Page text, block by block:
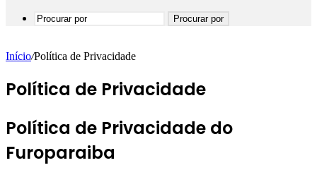
Procurar por
Início/Política de Privacidade
Política de Privacidade
Política de Privacidade do
Furoparaiba